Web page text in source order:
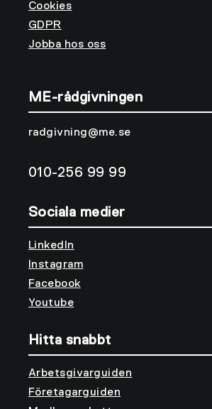
Cookies
GDPR
Jobba hos oss
ME-rådgivningen
radgivning@me.se
010-256 99 99
Sociala medier
LinkedIn
Instagram
Facebook
Youtube
Hitta snabbt
Arbetsgivarguiden
Företagarguiden